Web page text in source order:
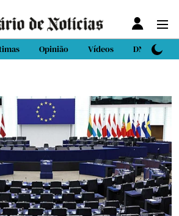
Opinião Vídeos DN Sport